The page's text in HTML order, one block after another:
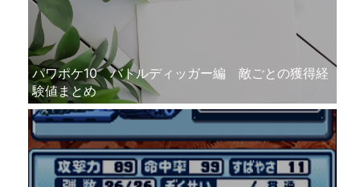
パワポケ10 バトルディッガー編 敵ごとの獲得経
験値まとめ